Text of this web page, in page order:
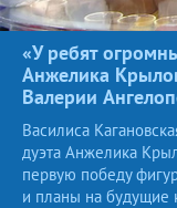
«У ребят
Анжелика
Валерии
Василиса
дуэта Анжелика
первую победу
и планы на будущие